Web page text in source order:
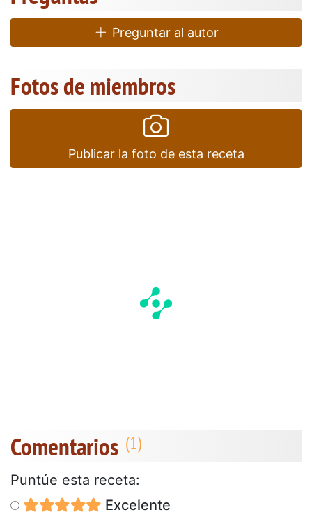
Preguntar al autor
Fotos de miembros
Publicar la foto de esta receta
Comentarios
Puntúe esta receta:
Excelente